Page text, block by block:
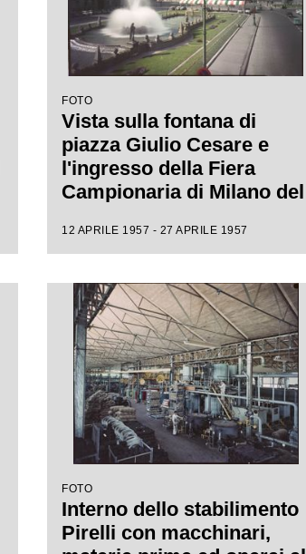
FOTO
Vista sulla fontana di
piazza Giulio Cesare e
l'ingresso della Fiera
Campionaria di Milano del
12 APRILE 1957 - 27 APRILE 1957
FOTO
Interno dello stabilimento
Pirelli con macchinari,